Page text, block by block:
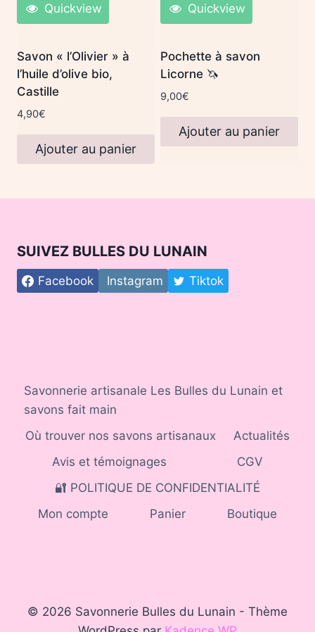
Quickview
Savon « l’Olivier » à
l’huile d’olive bio,
Castille
4,90€
Ajouter au panier
Quickview
Pochette à savon
Licorne 🦄
9,00€
Ajouter au panier
SUIVEZ BULLES DU LUNAIN
Facebook Instagram Tiktok
Savonnerie artisanale Les Bulles du Lunain et
savons fait main
Où trouver nos savons artisanaux
Actualités
Avis et témoignages
CGV
🔐 POLITIQUE DE CONFIDENTIALITÉ
Mon compte
Panier Boutique
© 2026 Savonnerie Bulles du Lunain - Thème